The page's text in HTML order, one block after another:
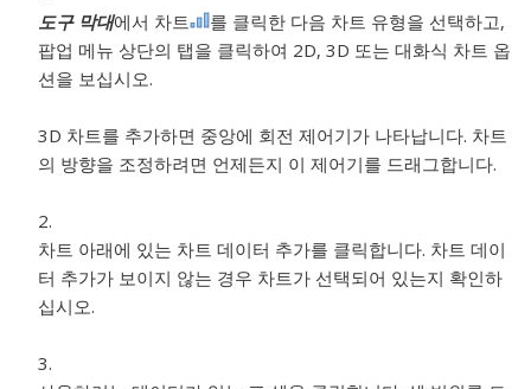
도구 막대에서 차트
를 클릭한 다음 차트 유형을 선택하고,
팝업 메뉴 상단의 탭을 클릭하여 2D, 3D 또는 대화식 차트 옵
션을 보십시오.
3D 차트를 추가하면 중앙에 회전 제어기가 나타납니다. 차트
의 방향을 조정하려면 언제든지 이 제어기를 드래그합니다.
차트 아래에 있는 차트 데이터 추가를 클릭합니다. 차트 데이
터 추가가 보이지 않는 경우 차트가 선택되어 있는지 확인하
십시오.